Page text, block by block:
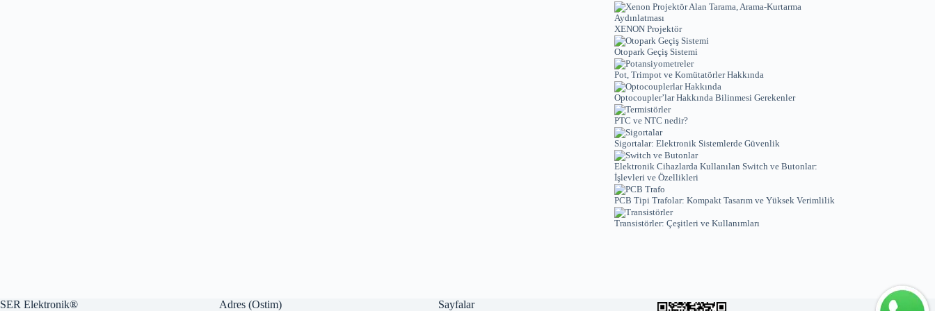
XENON Projektör
Otopark Geçiş Sistemi
Pot, Trimpot ve Komütatörler Hakkında
Optocoupler’lar Hakkında Bilinmesi Gerekenler
PTC ve NTC nedir?
Sigortalar: Elektronik Sistemlerde Güvenlik
Elektronik Cihazlarda Kullanılan Switch ve Butonlar:
İşlevleri ve Özellikleri
PCB Tipi Trafolar: Kompakt Tasarım ve Yüksek Verimlilik
Transistörler: Çeşitleri ve Kullanımları
SER Elektronik® Adres (Ostim) Sayfalar